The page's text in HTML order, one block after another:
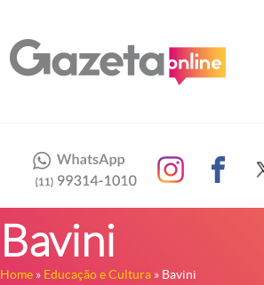
Bavini
Home » Educação e Cultura » Bavini